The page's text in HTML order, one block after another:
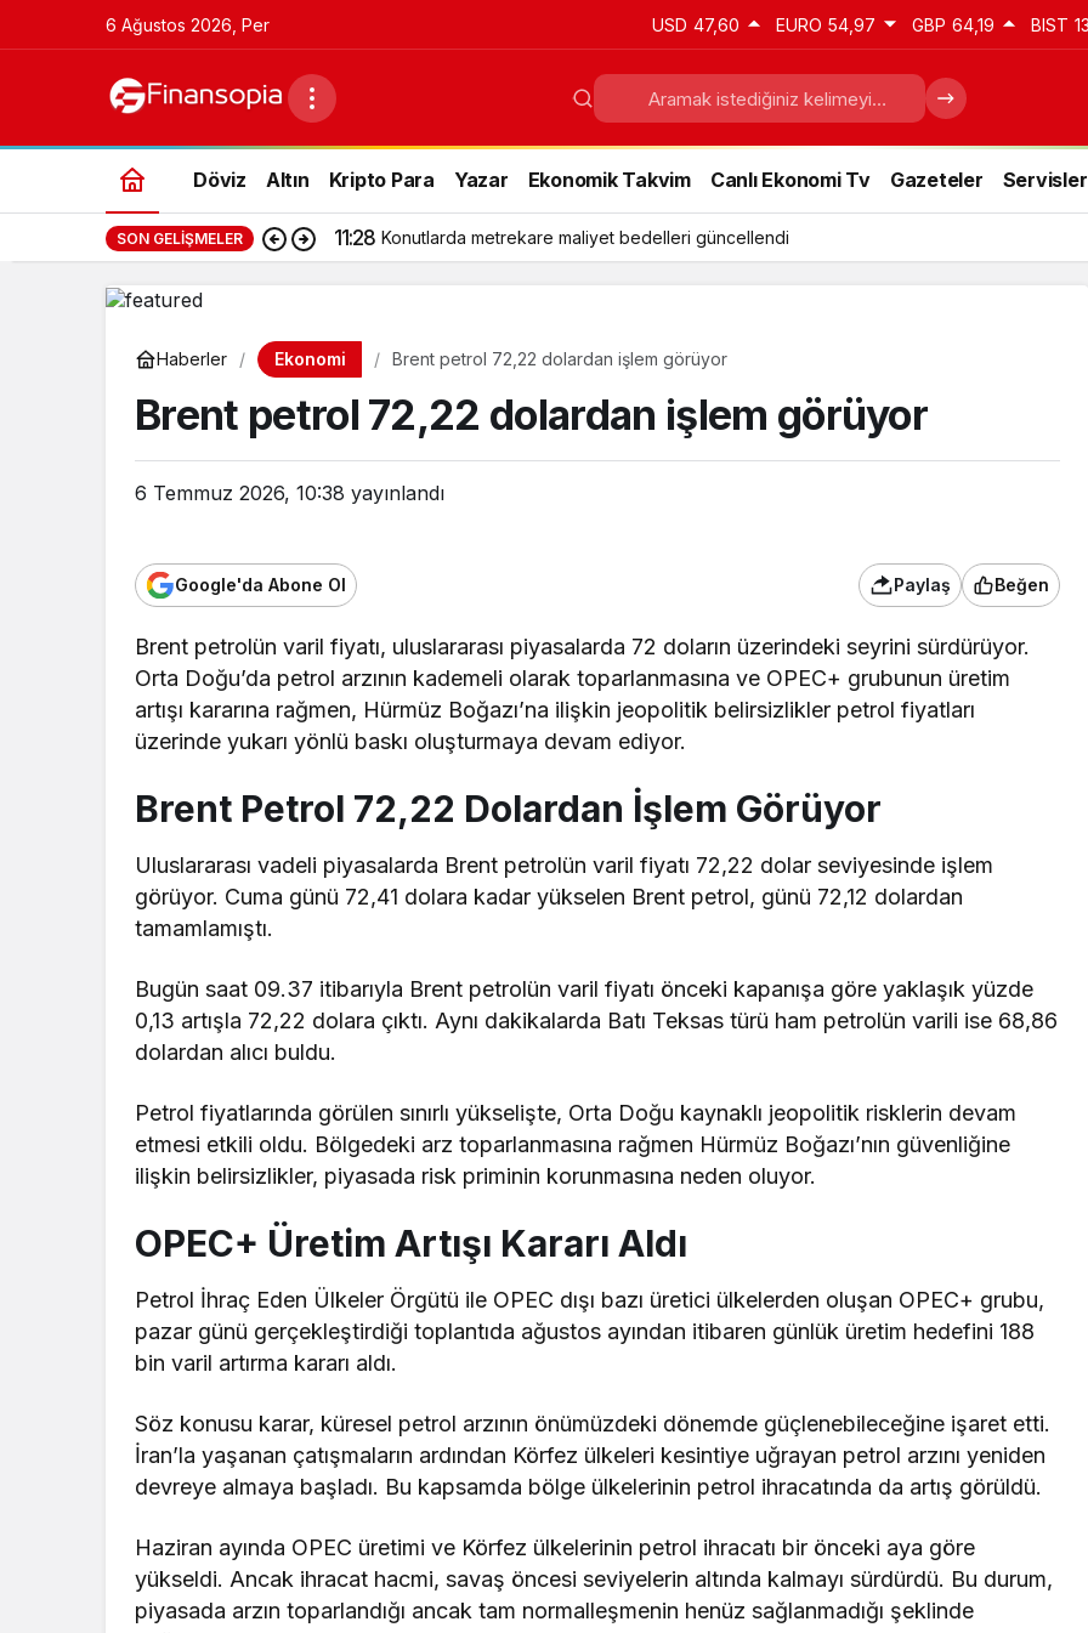
6 Ağustos 2026, Per USD 47,60 EURO 54,97 GBP 64,19 BIST
Döviz Altın Kripto Para Yazar Ekonomik Takvim Canlı Ekonomi Tv Gazeteler Servisler
SON GELIŞMELER 11:28 Konutlarda metrekare maliyet bedelleri güncellendi
Haberler Ekonomi Brent petrol 72,22 dolardan işlem görüyor
Brent petrol 72,22 dolardan işlem görüyor
6 Temmuz 2026, 10:38 yayınlandı
Google'da Abone Ol Paylaş Beğen
Brent petrolün varil fiyatı, uluslararası piyasalarda 72 doların üzerindeki seyrini sürdürüyor.
Orta Doğu’da petrol arzının kademeli olarak toparlanmasına ve OPEC+ grubunun üretim
artışı kararına rağmen, Hürmüz Boğazı’na ilişkin jeopolitik belirsizlikler petrol fiyatları
üzerinde yukarı yönlü baskı oluşturmaya devam ediyor.
Brent Petrol 72,22 Dolardan İşlem Görüyor
Uluslararası vadeli piyasalarda Brent petrolün varil fiyatı 72,22 dolar seviyesinde işlem
görüyor. Cuma günü 72,41 dolara kadar yükselen Brent petrol, günü 72,12 dolardan
tamamlamıştı.
Bugün saat 09.37 itibarıyla Brent petrolün varil fiyatı önceki kapanışa göre yaklaşık yüzde
0,13 artışla 72,22 dolara çıktı. Aynı dakikalarda Batı Teksas türü ham petrolün varili ise 68,86
dolardan alıcı buldu.
Petrol fiyatlarında görülen sınırlı yükselişte, Orta Doğu kaynaklı jeopolitik risklerin devam
etmesi etkili oldu. Bölgedeki arz toparlanmasına rağmen Hürmüz Boğazı’nın güvenliğine
ilişkin belirsizlikler, piyasada risk priminin korunmasına neden oluyor.
OPEC+ Üretim Artışı Kararı Aldı
Petrol İhraç Eden Ülkeler Örgütü ile OPEC dışı bazı üretici ülkelerden oluşan OPEC+ grubu,
pazar günü gerçekleştirdiği toplantıda ağustos ayından itibaren günlük üretim hedefini 188
bin varil artırma kararı aldı.
Söz konusu karar, küresel petrol arzının önümüzdeki dönemde güçlenebileceğine işaret etti.
İran’la yaşanan çatışmaların ardından Körfez ülkeleri kesintiye uğrayan petrol arzını yeniden
devreye almaya başladı. Bu kapsamda bölge ülkelerinin petrol ihracatında da artış görüldü.
Haziran ayında OPEC üretimi ve Körfez ülkelerinin petrol ihracatı bir önceki aya göre
yükseldi. Ancak ihracat hacmi, savaş öncesi seviyelerin altında kalmayı sürdürdü. Bu durum,
piyasada arzın toparlandığı ancak tam normalleşmenin henüz sağlanmadığı şeklinde